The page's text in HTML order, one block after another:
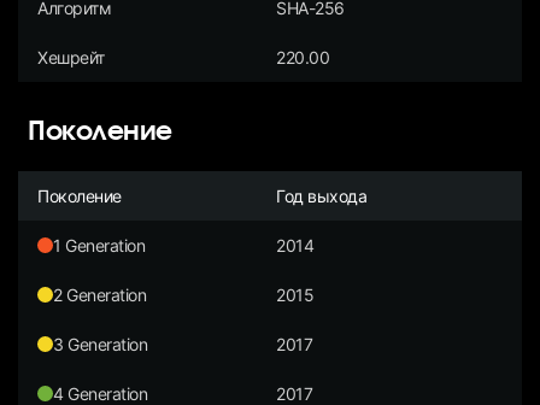
Алгоритм SHA-256
Хешрейт 220.00
Поколение
Поколение Год выхода
1 Generation 2014
2 Generation 2015
3 Generation 2017
4 Generation 2017